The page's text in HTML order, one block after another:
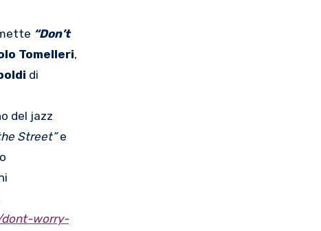
“Don’t
Tomelleri,
di
del jazz
Street”e
worry-